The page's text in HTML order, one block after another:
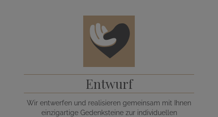
Entwurf
Wir entwerfen und realisieren gemeinsam mit Ihnen
einzigartige Gedenksteine zur individuellen